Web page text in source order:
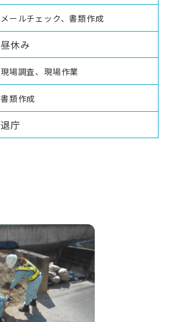
メールチェック、書類作成
昼休み
現場調査、現場作業
書類作成
退庁